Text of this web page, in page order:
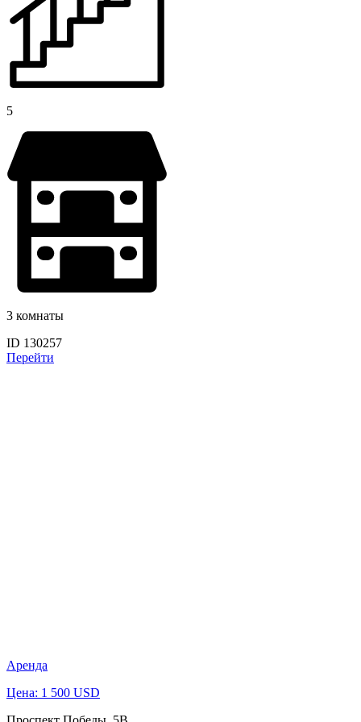
5
3 комнаты
ID 130257
Перейти
Аренда
Цена: 1 500 USD